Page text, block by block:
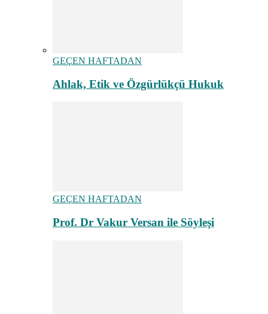
GEÇEN HAFTADAN
Ahlak, Etik ve Özgürlükçü Hukuk
GEÇEN HAFTADAN
Prof. Dr Vakur Versan ile Söyleşi